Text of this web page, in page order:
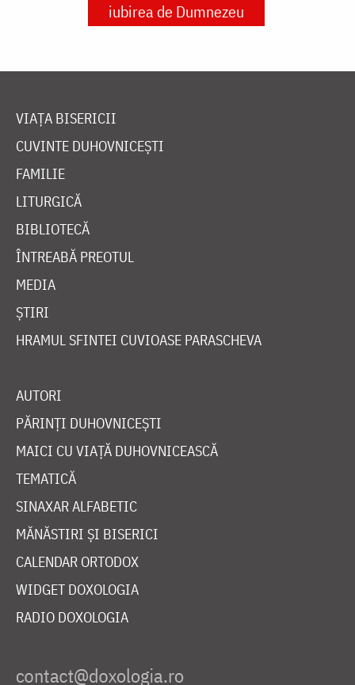
iubirea de Dumnezeu
VIAȚA BISERICII
CUVINTE DUHOVNICEȘTI
FAMILIE
LITURGICĂ
BIBLIOTECĂ
ÎNTREABĂ PREOTUL
MEDIA
ȘTIRI
HRAMUL SFINTEI CUVIOASE PARASCHEVA
AUTORI
PĂRINȚI DUHOVNICEȘTI
MAICI CU VIAȚĂ DUHOVNICEASCĂ
TEMATICĂ
SINAXAR ALFABETIC
MĂNĂSTIRI ȘI BISERICI
CALENDAR ORTODOX
WIDGET DOXOLOGIA
RADIO DOXOLOGIA